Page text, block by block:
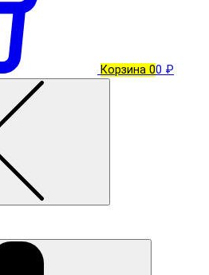
Корзина 00 ₽